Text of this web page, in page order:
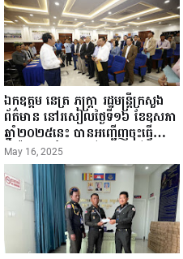
ឯកឧត្តម នេត្រ ភក្ត្រា រដ្ឋមន្ត្រីក្រសួង
ព័ត៌មាន នៅរសៀលថ្ងៃទី១៦ ខែឧសភា
ឆ្នាំ២០២៥នេះ បានអញ្ជើញចុះធ្វើ
ជំរឿនថ្នាក់ដឹកនាំមន្ត្រីរាជការស៉ីវិល នៃ
ក្រសួងព័ត៌មាន...
May 16, 2025